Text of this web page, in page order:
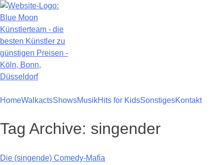
Zum
Inhalt
springen
HomeWalkactsShowsMusikHits for KidsSonstigesKontakt
Tag Archive: singender
Die (singende) Comedy-Mafia